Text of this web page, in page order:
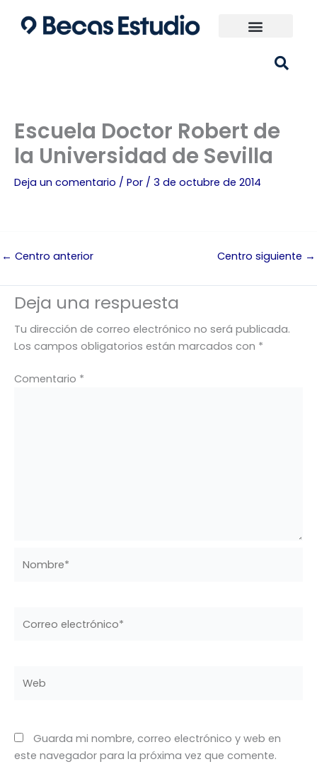
Escuela Doctor Robert de
la Universidad de Sevilla
Deja un comentario / Por / 3 de octubre de 2014
← Centro anterior Centro siguiente →
Deja una respuesta
Tu dirección de correo electrónico no será publicada.
Los campos obligatorios están marcados con *
Comentario *
electrónico*
Guarda mi nombre, correo electrónico y web en
este navegador para la próxima vez que comente.